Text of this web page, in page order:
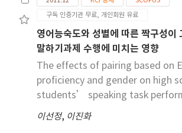
분한 탄소저감 기능을 갖고 있음을 알
의 온도는 표면 20 cm 깊이는 환경에
변하는데 비하여, 40~100 cm 깊이에
로 변하여 적재 12일 만에 3˚C에서 최
에 도달하였고, 150 cm 깊이에서는 24
온도에 도달하였다. 수분함량은 발효
31%에서 26.5~28.0%로 점진적으로
효기간 중 톱밥의 화학성을 보면, pH
서 5.6으로 점진적으로 상승하였으나,
에서만은 16일만에 4.4~4.7로 낮아졌
구독 인증기관 무료, 개인회원 유료
영어능숙도와 성별에 따른 짝구성이
말하기과제 수행에 미치는 영향
The effects of pairing based on
proficiency and gender on high
students’ speaking task
이선정, 이진화